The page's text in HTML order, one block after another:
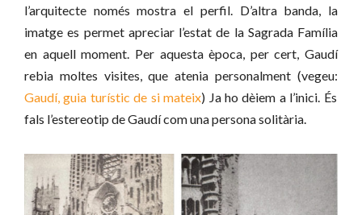
l’arquitecte només mostra el perfil. D’altra banda, la
imatge es permet apreciar l’estat de la Sagrada Família
en aquell moment. Per aquesta època, per cert, Gaudí
rebia moltes visites, que atenia personalment (vegeu:
Gaudí, guia turístic de si mateix) Ja ho dèiem a l’inici. És
fals l’estereotip de Gaudí com una persona solitària.